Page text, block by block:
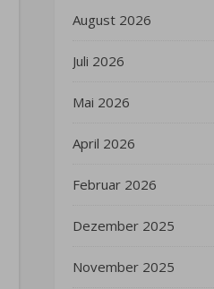
August 2026
Juli 2026
Mai 2026
April 2026
Februar 2026
Dezember 2025
November 2025